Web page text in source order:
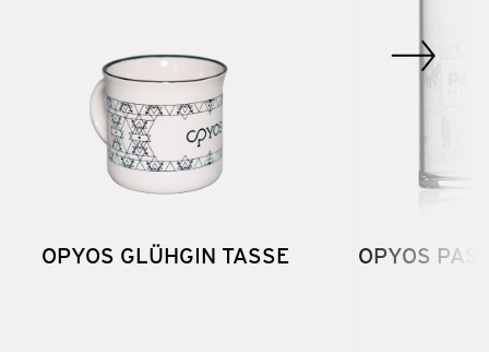
OPYOS GLÜHGIN TASSE OPYOS